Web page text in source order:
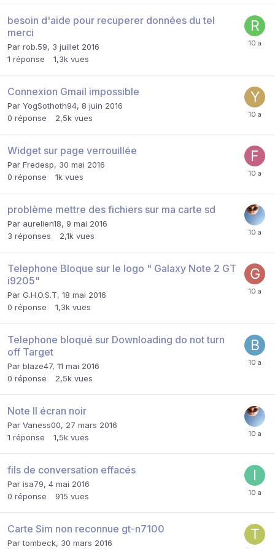
besoin d'aide pour recuperer données du tel
merci
Par rob.59, 3 juillet 2016
1 réponse 1,3k vues
Connexion Gmail impossible
Par YogSothoth94, 8 juin 2016
0 réponse 2,5k vues
Widget sur page verrouillée
Par Fredesp, 30 mai 2016
0 réponse 1k vues
problème mettre des fichiers sur ma carte sd
Par aurelien18, 9 mai 2016
3 réponses 2,1k vues
Telephone Bloque sur le logo " Galaxy Note 2 GT
i9205"
Par G.H.O.S.T, 18 mai 2016
0 réponse 1,3k vues
Telephone bloqué sur Downloading do not turn
off Target
Par blaze47, 11 mai 2016
0 réponse 2,5k vues
Note II écran noir
Par Vaness00, 27 mars 2016
1 réponse 1,5k vues
fils de conversation effacés
Par isa79, 4 mai 2016
0 réponse 915 vues
Carte Sim non reconnue gt-n7100
Partombeck, 30 mars 2016